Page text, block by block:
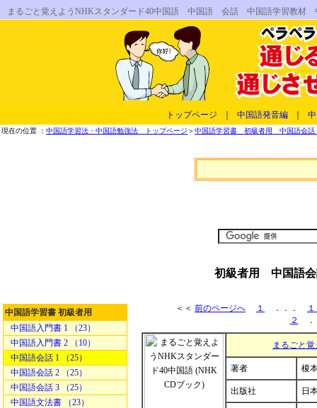
まるごと覚えようNHKスタンダード40中国語 中国語 会話 中国語学習教
トップページ 中国語発音編
現在の位置 ： 中国語学習法・中国語勉強法 トップページ ＞中国語学習書 初級者用 中国語会話
初級者用 中国語会
中国語学習書 初級者用
中国語入門書 1 （23）
中国語入門書 2 （10）
中国語会話 1 （25）
中国語会話 2 （25）
中国語会話 3 （25）
中国語文法書 （23）
＜＜ 前のページへ １ ．．．
２
まるごと
著者 榎
出版社 日